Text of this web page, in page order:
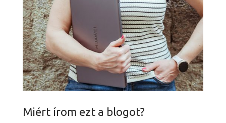
Miért írom ezt a blogot?